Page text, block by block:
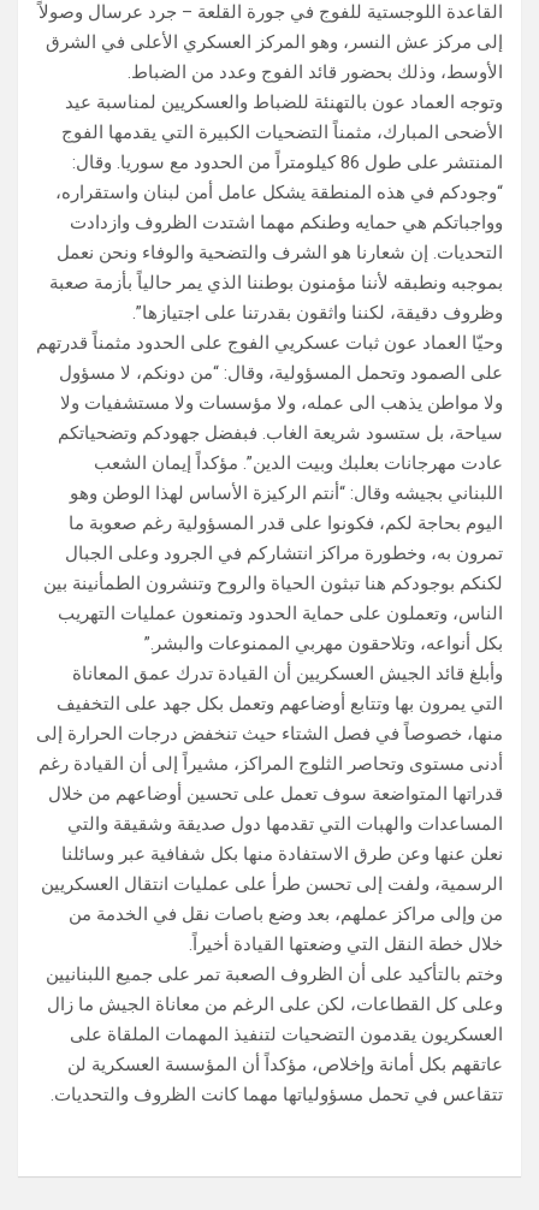
القاعدة اللوجستية للفوج في جورة القلعة – جرد عرسال وصولاً
إلى مركز عش النسر، وهو المركز العسكري الأعلى في الشرق
‏الأوسط، وذلك بحضور قائد الفوج وعدد من الضباط.‏
وتوجه العماد عون بالتهنئة للضباط والعسكريين لمناسبة عيد
الأضحى المبارك، مثمناً التضحيات الكبيرة التي يقدمها الفوج
المنتشر على طول 86 كيلومتراً من الحدود مع سوريا. وقال:
“وجودكم في هذه المنطقة يشكل عامل أمن لبنان واستقراره،
وواجباتكم هي حمايه وطنكم مهما اشتدت الظروف وازدادت
التحديات. إن شعارنا هو الشرف والتضحية والوفاء ونحن نعمل
بموجبه ونطبقه لأننا مؤمنون بوطننا الذي يمر حالياً بأزمة صعبة
وظروف دقيقة، لكننا واثقون بقدرتنا على اجتيازها”.
وحيّا العماد عون ثبات عسكريي الفوج على الحدود مثمناً قدرتهم
على الصمود وتحمل المسؤولية، وقال: “من دونكم، لا مسؤول
ولا مواطن يذهب الى عمله، ولا مؤسسات ولا مستشفيات ولا
سياحة، بل ستسود شريعة الغاب. فبفضل جهودكم وتضحياتكم
عادت مهرجانات بعلبك وبيت الدين”. مؤكداً إيمان الشعب
اللبناني بجيشه وقال: “أنتم الركيزة الأساس لهذا الوطن وهو
اليوم بحاجة لكم، فكونوا على قدر المسؤولية رغم صعوبة ما
تمرون به، وخطورة مراكز انتشاركم في الجرود وعلى الجبال
لكنكم بوجودكم هنا تبثون الحياة والروح وتنشرون الطمأنينة بين
الناس، وتعملون على حماية الحدود وتمنعون عمليات التهريب
بكل أنواعه، وتلاحقون مهربي الممنوعات والبشر.”
وأبلغ قائد الجيش العسكريين أن القيادة تدرك عمق المعاناة
التي يمرون بها وتتابع أوضاعهم وتعمل بكل جهد على التخفيف
منها، خصوصاً في فصل الشتاء حيث تنخفض درجات الحرارة إلى
أدنى مستوى وتحاصر الثلوج المراكز، مشيراً إلى أن القيادة رغم
قدراتها المتواضعة سوف تعمل على تحسين أوضاعهم من خلال
المساعدات والهبات التي تقدمها دول صديقة وشقيقة والتي
نعلن عنها وعن طرق الاستفادة منها بكل شفافية عبر وسائلنا
الرسمية، ولفت إلى تحسن طرأ على عمليات انتقال العسكريين
من وإلى مراكز عملهم، بعد وضع باصات نقل في الخدمة من
خلال خطة النقل التي وضعتها القيادة أخيراً.
وختم بالتأكيد على أن الظروف الصعبة تمر على جميع اللبنانيين
وعلى كل القطاعات، لكن على الرغم من معاناة الجيش ما زال
العسكريون يقدمون التضحيات لتنفيذ المهمات الملقاة على
عاتقهم بكل أمانة وإخلاص، مؤكداً أن المؤسسة العسكرية لن
تتقاعس في تحمل مسؤولياتها مهما كانت الظروف والتحديات.